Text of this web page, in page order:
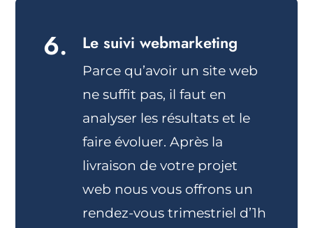
6. Le suivi webmarketing
Parce qu’avoir un site web
ne suffit pas, il faut en
analyser les résultats et le
faire évoluer. Après la
livraison de votre projet
web nous vous offrons un
rendez-vous trimestriel d’1h